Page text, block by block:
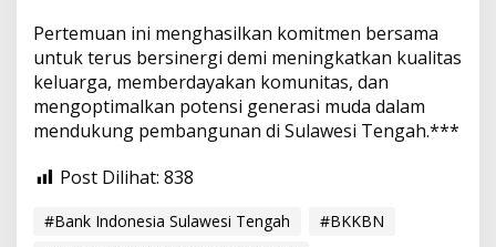
Pertemuan ini menghasilkan komitmen bersama
untuk terus bersinergi demi meningkatkan kualitas
keluarga, memberdayakan komunitas, dan
mengoptimalkan potensi generasi muda dalam
mendukung pembangunan di Sulawesi Tengah.***
Post Dilihat: 838
#Bank Indonesia Sulawesi Tengah
#BKKBN